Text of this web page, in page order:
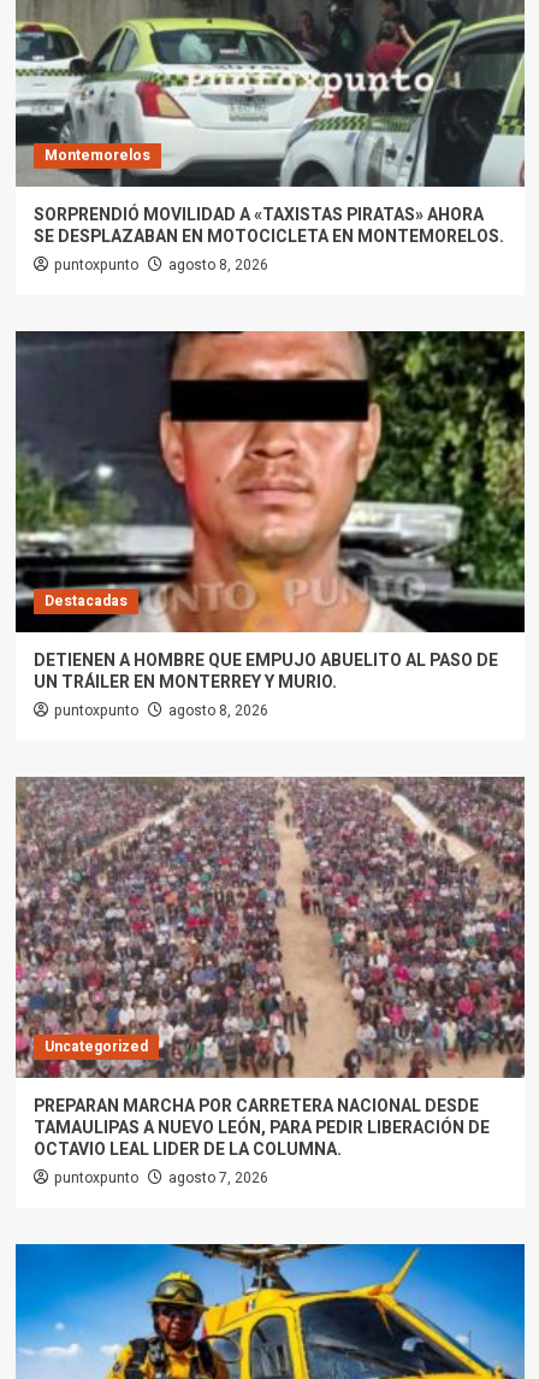
Montemorelos
SORPRENDIÓ MOVILIDAD A «TAXISTAS PIRATAS» AHORA
SE DESPLAZABAN EN MOTOCICLETA EN MONTEMORELOS.
puntoxpunto agosto 8, 2026
Destacadas
DETIENEN A HOMBRE QUE EMPUJO ABUELITO AL PASO DE
UN TRÁILER EN MONTERREY Y MURIO.
puntoxpunto agosto 8, 2026
Uncategorized
PREPARAN MARCHA POR CARRETERA NACIONAL DESDE
TAMAULIPAS A NUEVO LEÓN, PARA PEDIR LIBERACIÓN DE
OCTAVIO LEAL LIDER DE LA COLUMNA.
puntoxpunto agosto 7, 2026